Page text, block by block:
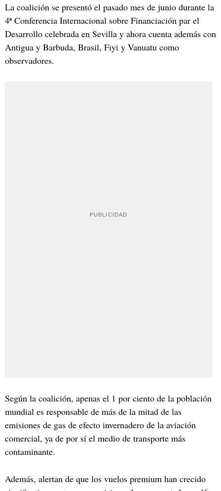
La coalición se presentó el pasado mes de junio durante la
4ª Conferencia Internacional sobre Financiación par el
Desarrollo celebrada en Sevilla y ahora cuenta además con
Antigua y Barbuda, Brasil, Fiyi y Vanuatu como
observadores.
Según la coalición, apenas el 1 por ciento de la población
mundial es responsable de más de la mitad de las
emisiones de gas de efecto invernadero de la aviación
comercial, ya de por sí el medio de transporte más
contaminante.
Además, alertan de que los vuelos premium han crecido